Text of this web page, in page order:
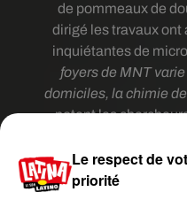
de pommeaux de
dirigé les travaux
inquiétantes de
foyers de MNT
domiciles, la chimie de
notent les
dans les domiciles
au chlore, le nombre
pommeaux est
Le respect de
priorité